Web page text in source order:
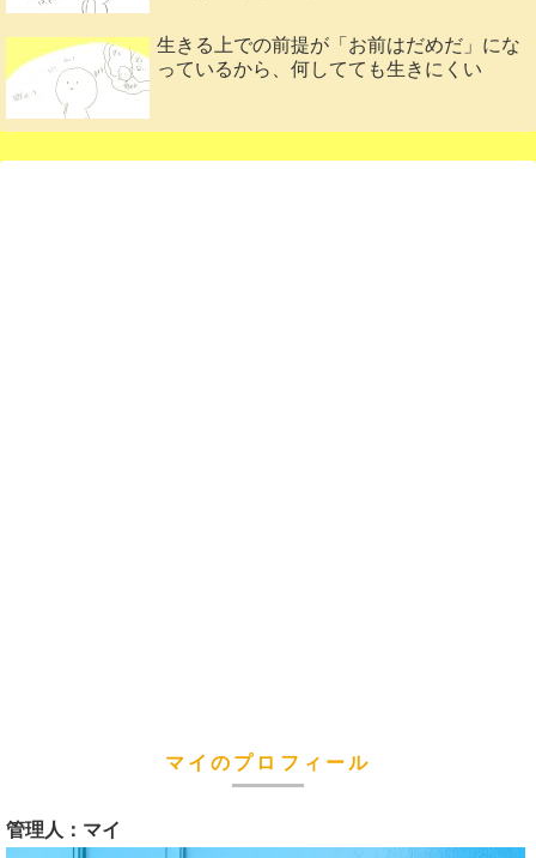
生きる上での前提が「お前はだめだ」にな
っているから、何してても生きにくい
マイのプロフィール
管理人：マイ